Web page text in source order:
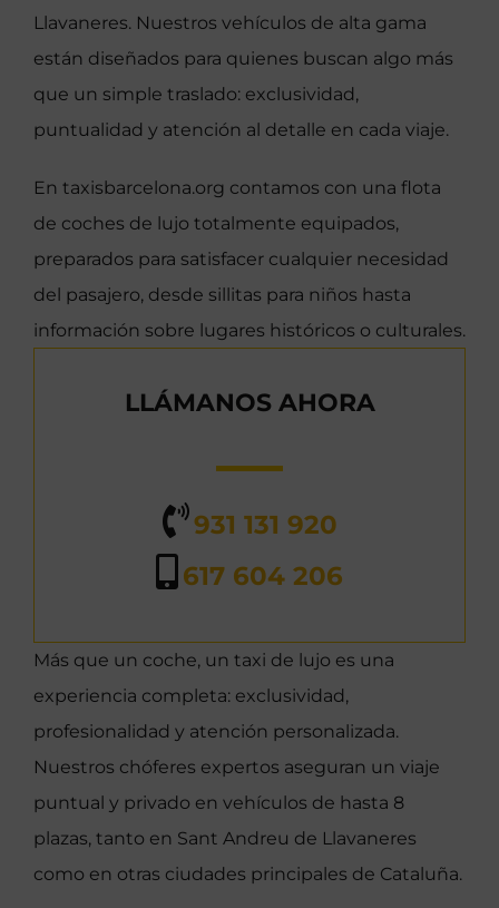
Llavaneres. Nuestros vehículos de alta gama
están diseñados para quienes buscan algo más
que un simple traslado: exclusividad,
puntualidad y atención al detalle en cada viaje.
En taxisbarcelona.org contamos con una flota
de coches de lujo totalmente equipados,
preparados para satisfacer cualquier necesidad
del pasajero, desde sillitas para niños hasta
información sobre lugares históricos o culturales.
LLÁMANOS AHORA
931 131 920
617 604 206
Más que un coche, un taxi de lujo es una
experiencia completa: exclusividad,
profesionalidad y atención personalizada.
Nuestros chóferes expertos aseguran un viaje
puntual y privado en vehículos de hasta 8
plazas, tanto en Sant Andreu de Llavaneres
como en otras ciudades principales de Cataluña.